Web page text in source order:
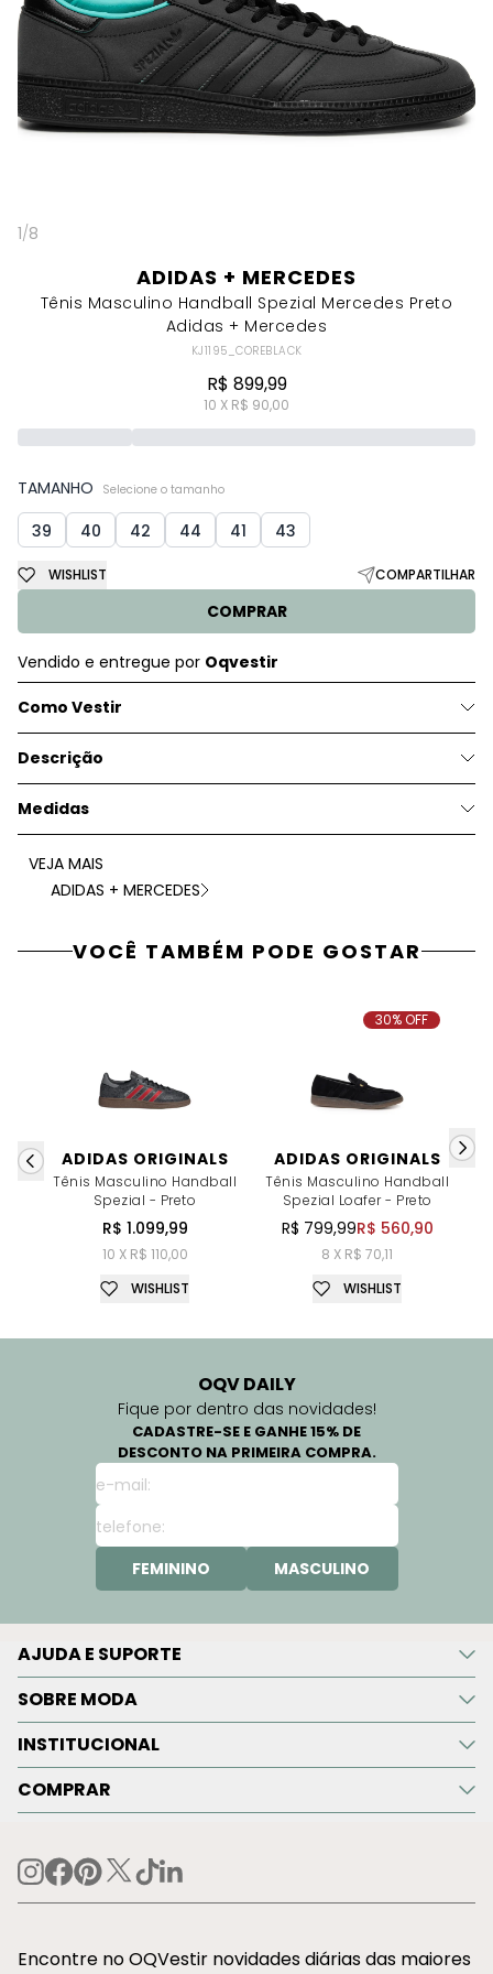
1/8
ADIDAS + MERCEDES
Tênis Masculino Handball Spezial Mercedes Preto
Adidas + Mercedes
KJ1195_COREBLACK
R$ 899,99
10 X R$ 90,00
TAMANHO Selecione o tamanho
39 40 42 44 41 43
COMPRAR
WISHLIST COMPARTILHAR
Vendido e entregue por Oqvestir
Como Vestir
Descrição
Medidas
VEJA MAIS
ADIDAS + MERCEDES
VOCÊ TAMBÉM PODE GOSTAR
ADIDAS ORIGINALS
Tênis Masculino Handball
Spezial - Preto
R$ 1.099,99
10 X R$ 110,00
WISHLIST
ADIDAS ORIGINALS
Tênis Masculino Handball
Spezial Loafer - Preto
R$ 799,99R$ 560,90
8 X R$ 70,11
30% OFF
WISHLIST
OQV DAILY
Fique por dentro das novidades!
CADASTRE-SE E GANHE 15% DE
DESCONTO NA PRIMEIRA COMPRA.
FEMININO MASCULINO
AJUDA E SUPORTE
SOBRE MODA
INSTITUCIONAL
COMPRAR
Encontre no OQVestir novidades diárias das maiores